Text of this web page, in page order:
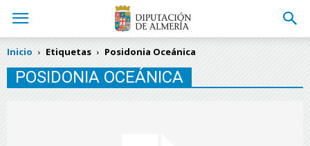
Inicio Etiquetas Posidonia Oceánica
POSIDONIA OCEÁNICA